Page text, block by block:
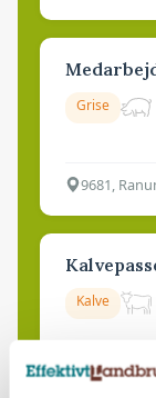
Grise
9681,
Kalve
6392,